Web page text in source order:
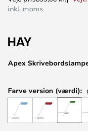
starten
Apex
inkl. moms
Farve version (værdi):